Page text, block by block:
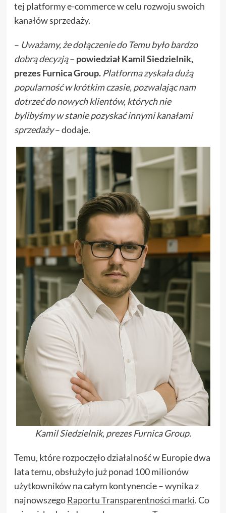
tej platformy e-commerce w celu rozwoju swoich
kanałów sprzedaży.
– Uważamy, że dołączenie do Temu było bardzo
dobrą decyzją – powiedział Kamil Siedzielnik,
prezes Furnica Group. Platforma zyskała dużą
popularność w krótkim czasie, pozwalając nam
dotrzeć do nowych klientów, których nie
bylibyśmy w stanie pozyskać innymi kanałami
sprzedaży– dodaje.
Kamil Siedzielnik, prezes Furnica Group.
Temu, które rozpoczęło działalność w Europie dwa
lata temu, obsłużyło już ponad 100 milionów
użytkowników na całym kontynencie – wynika z
najnowszegoRaportu Transparentności marki. Co